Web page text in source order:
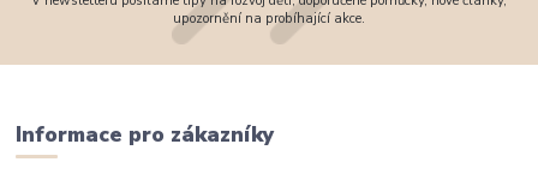
upozornění na probíhající akce.
Informace pro zákazníky